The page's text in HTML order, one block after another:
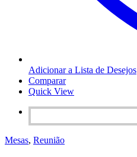
Adicionar a Lista de Desejos
Comparar
Quick View
Mesas, Reunião